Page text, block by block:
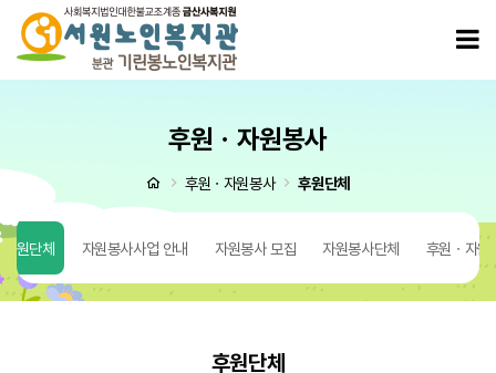
영탁제빵소 > 후원단체
후원ㆍ자원봉사
처음으로후원ㆍ자원봉사 후원단체
후원단체 자원봉사사업 안내 자원봉사 모집 자원봉사단체 후원ㆍ자원
후원단체